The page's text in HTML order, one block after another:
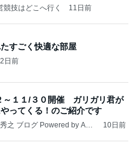
技はどこへ行く 11日前
すごく快適な部屋
2日前
～１１/３０開催 ガリガリ君が
ってくる！のご紹介です
之 ブログ Powered by Ame
10日前